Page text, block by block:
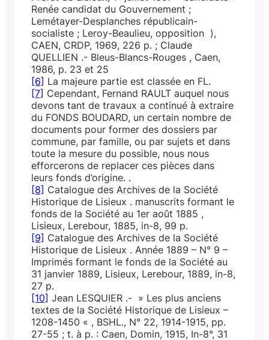
Renée candi­dat du Gouvernement ;
Lemétayer-Desplanches républicain-
socialiste ; Leroy-­Beaulieu, opposition ),
CAEN, CRDP, 1969, 226 p. ; Claude
QUELLIEN .- Bleus-Blancs-Rouges , Caen,
1986, p. 23 et 25
[6] La majeure partie est classée en FL.
[7] Cependant, Fernand RAULT auquel nous
devons tant de travaux a continué à extraire
du FONDS BOUDARD, un certain nombre de
documents pour former des dossiers par
commune, par famille, ou par sujets et dans
toute la mesure du possible, nous nous
efforcerons de replacer ces pièces dans
leurs fonds d’origine. .
[8] Catalogue des Archives de la Société
Historique de Lisieux . manuscrits formant le
fonds de la Société au 1er août 1885 ,
Lisieux, Lerebour, 1885, in-8, 99 p.
[9] Catalogue des Archives de la Société
Historique de Lisieux . Année 1889 – N° 9 –
Imprimés formant le fonds de la Société au
31 janvier 1889, Lisieux, Lere­bour, 1889, in-8,
27 p.
[10] Jean LESQUIER .- » Les plus anciens
textes de la Société Historique de Lisieux –
1208-1450 « , BSHL., N° 22, 1914-1915, pp.
27-55 ; t. à p. : Caen, Domin, 1915, In-8°, 31